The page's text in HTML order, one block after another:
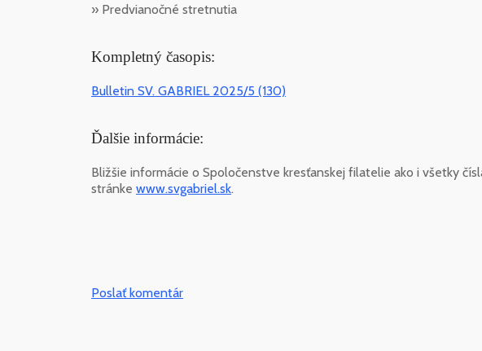
» Predvianočné stretnutia
Kompletný časopis:
Bulletin SV. GABRIEL 2025/5 (130)
Ďalšie informácie:
Bližšie informácie o Spoločenstve kresťanskej filatelie ako i všetky
stránke www.svgabriel.sk.
Poslať komentár